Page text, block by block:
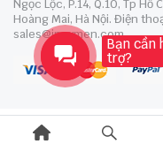
Ngọc Lộc, P.14, Q.10, Tp
Hoàng Mai, Hà Nội. Điện
sales@inoxmen.com
Bạn cần
trợ?